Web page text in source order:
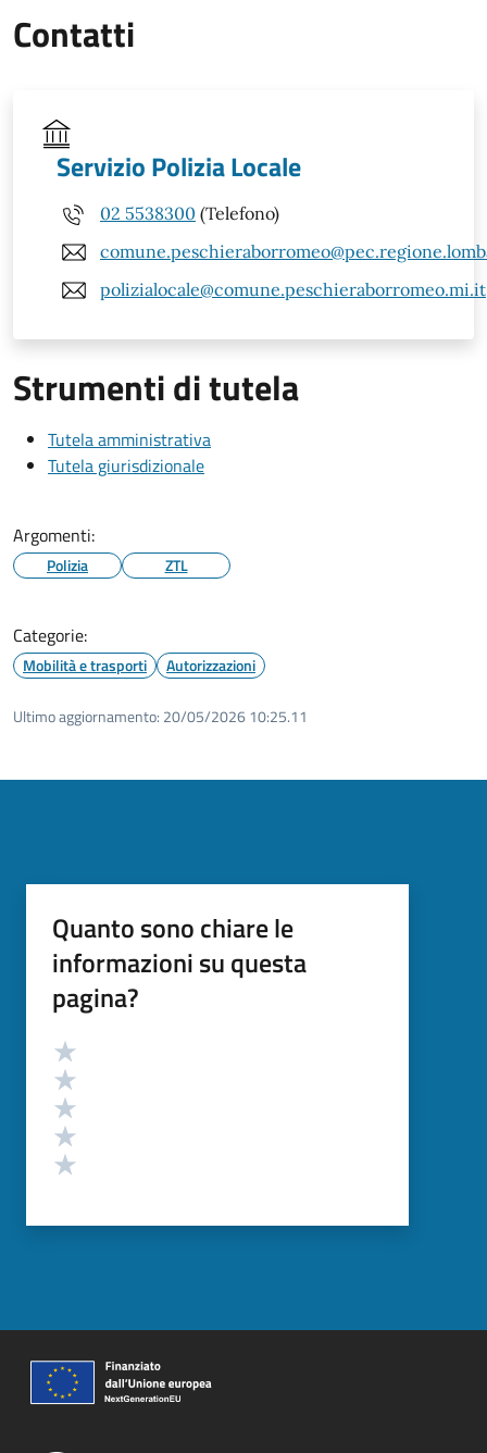
Contatti
Servizio Polizia Locale
02 5538300 (Telefono)
polizialocale@comune.peschieraborromeo.mi.it
Strumenti di tutela
Tutela amministrativa
Tutela giurisdizionale
Argomenti:
Polizia ZTL
Categorie:
Mobilità e trasporti Autorizzazioni
Ultimo aggiornamento: 20/05/2026 10:25.11
Quanto sono chiare le
informazioni su questa
pagina?
Valutazione